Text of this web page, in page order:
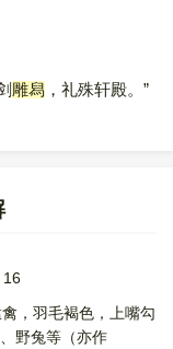
雕舄 ，礼殊轩殿。”
16
，羽毛褐色，上嘴勾
野兔等（亦作